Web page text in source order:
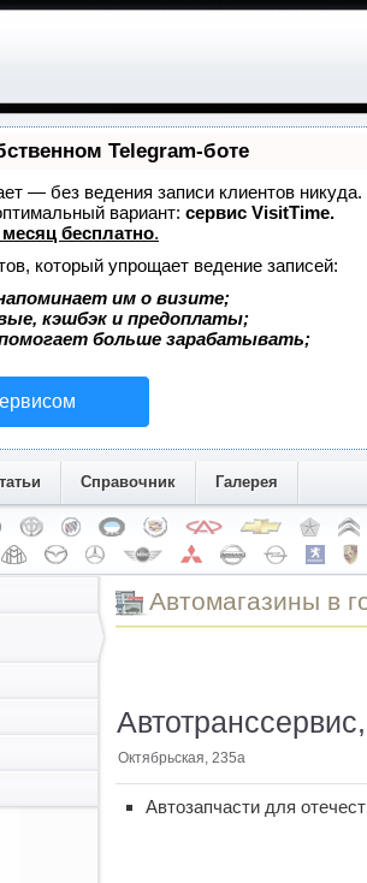
Telegram-боте
— без ведения записи клиентов
вариант: сервис VisitTime.
бесплатно.
который упрощает ведение записей:
им о визите;
кэшбэк и предоплаты;
больше зарабатывать;
Справочник Галерея
Автомагазины в
Октябрьская, 235а
Автозапчасти для